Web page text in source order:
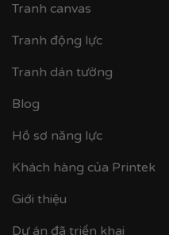
Tranh canvas
Tranh động lực
Tranh dán tường
Blog
Hồ sơ năng lực
Khách hàng của Printek
Giới thiệu
Dự án đã triển khai